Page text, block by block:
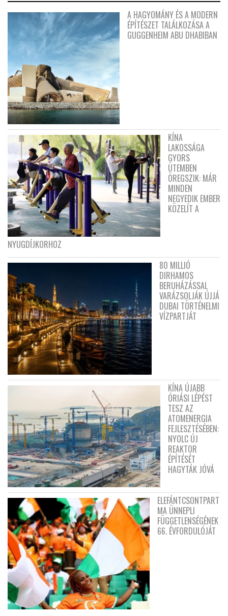
A HAGYOMÁNY ÉS A MODERN
ÉPÍTÉSZET TALÁLKOZÁSA A
GUGGENHEIM ABU DHABIBAN
KÍNA
LAKOSSÁGA
GYORS
ÜTEMBEN
ÖREGSZIK: MÁR
MINDEN
NEGYEDIK EMBER
KÖZELÍT A
NYUGDÍJKORHOZ
80 MILLIÓ
DIRHAMOS
BERUHÁZÁSSAL
VARÁZSOLJÁK ÚJJÁ
DUBAI TÖRTÉNELMI
VÍZPARTJÁT
KÍNA ÚJABB
ÓRIÁSI LÉPÉST
TESZ AZ
ATOMENERGIA
FEJLESZTÉSÉBEN:
NYOLC ÚJ
REAKTOR
ÉPÍTÉSÉT
HAGYTÁK JÓVÁ
ELEFÁNTCSONTPART
MA ÜNNEPLI
FÜGGETLENSÉGÉNEK
66. ÉVFORDULÓJÁT